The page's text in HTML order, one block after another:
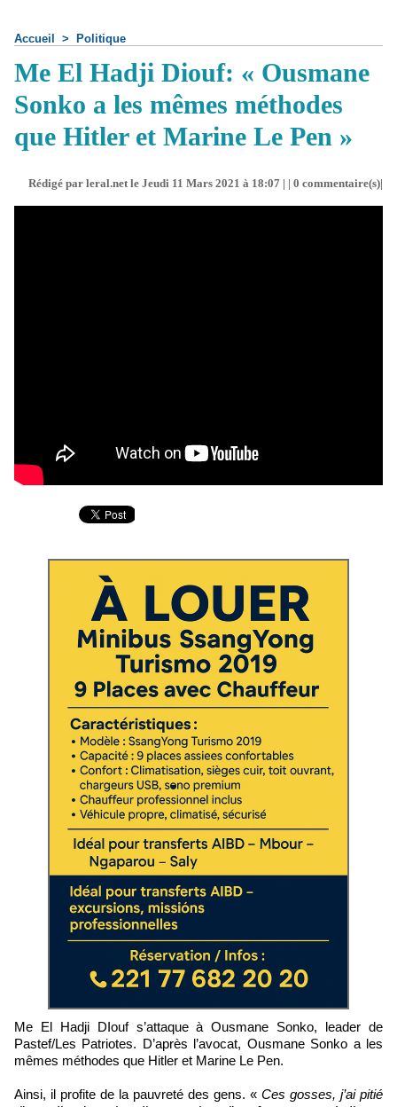
Accueil > Politique
Me El Hadji Diouf: « Ousmane
Sonko a les mêmes méthodes
que Hitler et Marine Le Pen »
Rédigé par leral.net le Jeudi 11 Mars 2021 à 18:07 | | 0 commentaire(s)|
Me El Hadji DIouf s’attaque à Ousmane Sonko, leader de
Pastef/Les Patriotes. D’après l’avocat, Ousmane Sonko a les
mêmes méthodes que Hitler et Marine Le Pen.
Ainsi, il profite de la pauvreté des gens. « Ces gosses, j’ai pitié